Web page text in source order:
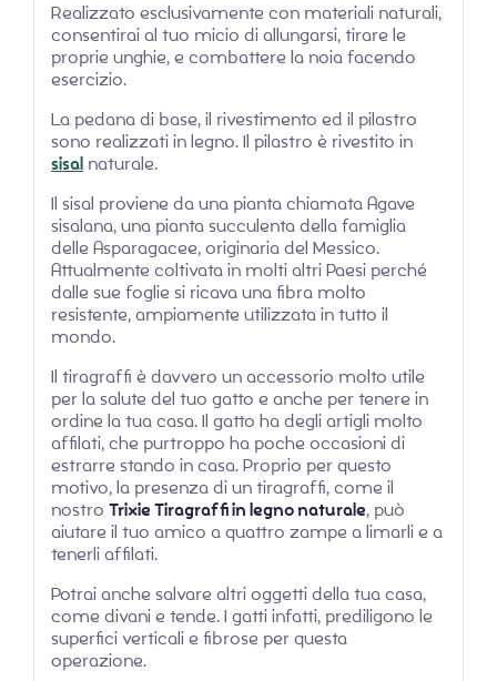
Realizzato esclusivamente con materiali naturali,
consentirai al tuo micio di allungarsi, tirare le
proprie unghie, e combattere la noia facendo
esercizio.
La pedana di base, il rivestimento ed il pilastro
sono realizzati in legno. Il pilastro è rivestito in
sisalnaturale.
Il sisal proviene da una pianta chiamata Agave
sisalana, una pianta succulenta della famiglia
delle Asparagacee, originaria del Messico.
Attualmente coltivata in molti altri Paesi perché
dalle sue foglie si ricava una fibra molto
resistente, ampiamente utilizzata in tutto il
mondo.
Il tiragraffi è davvero un accessorio molto utile
per la salute del tuo gatto e anche per tenere in
ordine la tua casa. Il gatto ha degli artigli molto
affilati, che purtroppo ha poche occasioni di
estrarre stando in casa. Proprio per questo
motivo, la presenza di un tiragraffi, come il
nostro Trixie Tiragraffi in legno naturale, può
aiutare il tuo amico a quattro zampe a limarli e a
tenerli affilati.
Potrai anche salvare altri oggetti della tua casa,
come divani e tende. I gatti infatti, prediligono le
superfici verticali e fibrose per questa
operazione.